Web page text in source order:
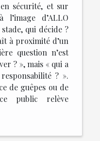
sécurité, et sur
d’ALLO
qui décide ?
à proximité d’un
question n’est
? », mais « qui a
? ».
de guêpes ou de
public relève